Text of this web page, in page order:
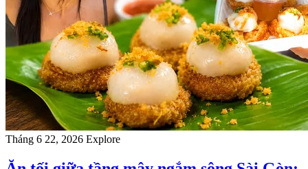
Tháng 6 22, 2026 Explore